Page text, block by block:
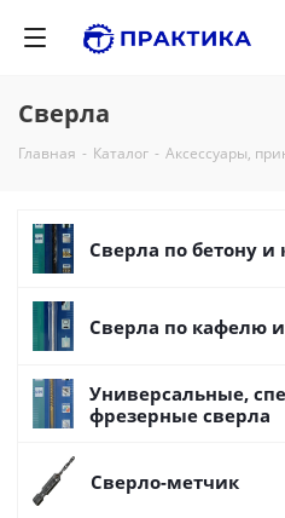
Сверла
Главная - Каталог - Аксессуары,
Сверла по бетону
Сверла по кафелю и
Универсальные,
фрезерные сверла
Сверло-метчик